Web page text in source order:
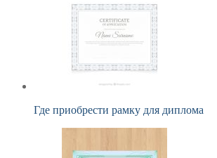
Где приобрести рамку для диплома